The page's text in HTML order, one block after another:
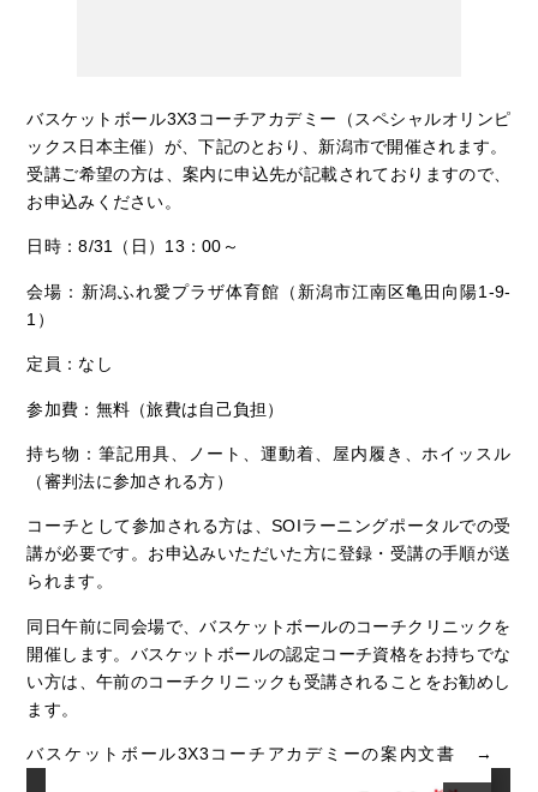
バスケットボール3X3コーチアカデミー（スペシャルオリンピ
ックス日本主催）が、下記のとおり、新潟市で開催されます。
受講ご希望の方は、案内に申込先が記載されておりますので、
お申込みください。
日時：8/31（日）13：00～
会場：新潟ふれ愛プラザ体育館（新潟市江南区亀田向陽1-9-
1）
定員：なし
参加費：無料（旅費は自己負担）
持ち物：筆記用具、ノート、運動着、屋内履き、ホイッスル
（審判法に参加される方）
コーチとして参加される方は、SOIラーニングポータルでの受
講が必要です。お申込みいただいた方に登録・受講の手順が送
られます。
同日午前に同会場で、バスケットボールのコーチクリニックを
開催します。バスケットボールの認定コーチ資格をお持ちでな
い方は、午前のコーチクリニックも受講されることをお勧めし
ます。
バスケットボール3X3コーチアカデミーの案内文書 →